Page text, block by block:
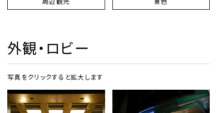
外観・ロビー
写真をクリックすると拡大します